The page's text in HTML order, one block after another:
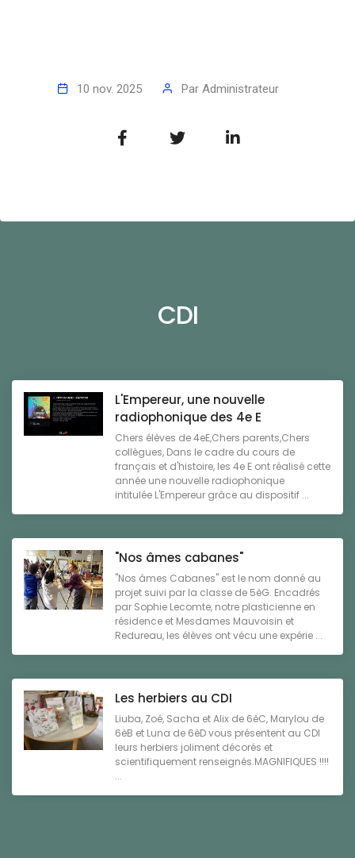
10 nov. 2025 Par Administrateur
CDI
L'Empereur, une nouvelle
radiophonique des 4e E
Chers élèves de 4eE,Chers parents,Chers
collègues, Dans le cadre du cours de
français et d'histoire, les 4e E ont réalisé cette
année une nouvelle radiophonique
intitulée L'Empereur grâce au dispositif ...
"Nos âmes cabanes"
"Nos âmes Cabanes" est le nom donné au
projet suivi par la classe de 5èG. Encadrés
par Sophie Lecomte, notre plasticienne en
résidence et Mesdames Mauvoisin et
Redureau, les élèves ont vécu une expérie ...
Les herbiers au CDI
Liuba, Zoé, Sacha et Alix de 6èC, Marylou de
6èB et Luna de 6èD vous présentent au CDI
leurs herbiers joliment décorés et
scientifiquement renseignés.MAGNIFIQUES !!!!
...